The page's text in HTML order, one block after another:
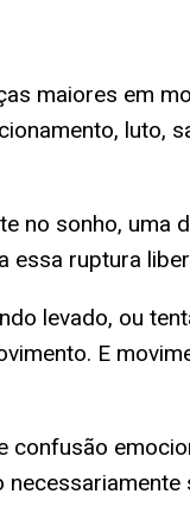
maiores em
luto,
no sonho, uma
ruptura
levado, ou
E
confusão